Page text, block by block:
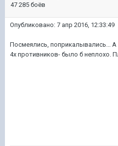
47 285 боёв
Опубликовано: 7 апр 2016, 12:33:49
Посмеялись, поприкалывались...
4х противников- было б неплохо.